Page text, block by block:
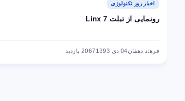
اخبار روز تکنولوژی
رونمایی از تبلت Linx 7
فرهاد دهقان04 دی 1393 2067 بازدید